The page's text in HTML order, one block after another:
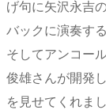
げ句に矢沢永吉
バックに演奏す
そしてアンコー
俊雄さんが開発
を見せてくれま